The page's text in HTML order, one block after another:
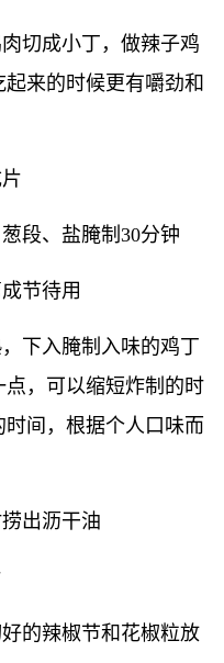
切成小丁，做辣子鸡
来的时候更有嚼劲和
段、盐腌制30分钟
节待用
下入腌制入味的鸡丁
，可以缩短炸制的时
间，根据个人口味而
出沥干油
的辣椒节和花椒粒放